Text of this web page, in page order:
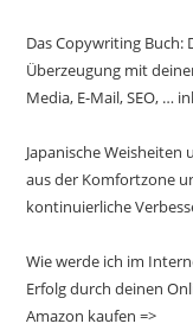
Das Copywriting
Überzeugung mit
Media, E-Mail, SEO, …
Japanische Weisheiten
aus der Komfortzone
kontinuierliche
Wie werde ich im
Erfolg durch deinen
Amazon kaufen =>